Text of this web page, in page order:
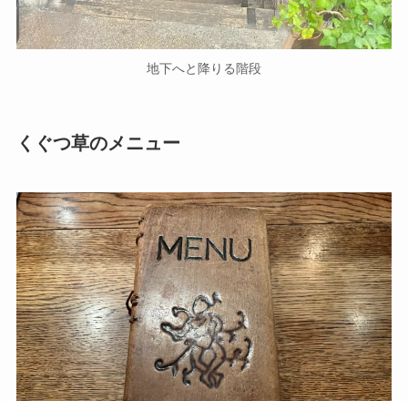
地下へと降りる階段
くぐつ草のメニュー